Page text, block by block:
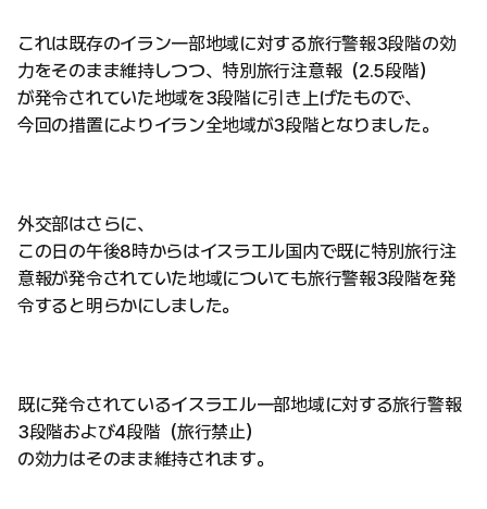
これは既存のイラン一部地域に対する旅行警報3段階の効
力をそのまま維持しつつ、特別旅行注意報（2.5段階）
が発令されていた地域を3段階に引き上げたもので、
今回の措置によりイラン全地域が3段階となりました。
外交部はさらに、
この日の午後8時からはイスラエル国内で既に特別旅行注
意報が発令されていた地域についても旅行警報3段階を発
令すると明らかにしました。
既に発令されているイスラエル一部地域に対する旅行警報
3段階および4段階（旅行禁止）
の効力はそのまま維持されます。